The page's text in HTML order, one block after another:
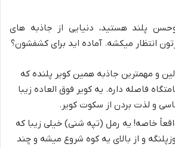
پلند هستید، دنیایی از جاذبه های
انتظار میکشه. آماده اید برای کشفشون؟
و مهمترین جاذبه همین کویر پلنده که
با اقامتگاه فاصله داره. یه کویر فوق العاده زیبا
و لذت بردن از سکوت کویر.
خاصه! یه رمل (تپه شنی) خیلی زیبا که
و از بالای یه کوه شروع میشه و چند